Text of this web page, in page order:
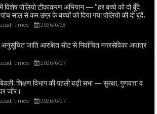
विशेष पोलियो टीकाकरण अभियान — “हर बच्चे को दो बूँदे
साल से कम उम्र के बच्चों को दिया गया पोलियो की दो बूंदें;
व आशास्वयंसेवकों ने पहुंच कर माता-पिता से सहयोग माँगा।
times 2026/6/28
जाति आरक्षित सीट से निर्वाचित नगरसेविका अपात्र
times 2026/6/27
शिक्षण विभाग की पहली बड़ी सभा — सुरक्षा, गुणवत्ता व
जोर।
times 2026/6/27